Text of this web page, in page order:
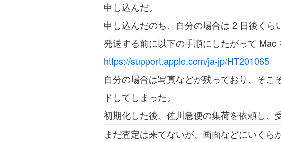
申し込んだ。
申し込んだのち、自分の場合は 2 日後くら
発送する前に以下の手順にしたがって Mac
https://support.apple.com/ja-jp/HT201065
自分の場合は写真などが残っており、そ
ドしてしまった。
初期化した後、佐川急便の集荷を依頼し、
まだ査定は来てないが、画面などにいくら